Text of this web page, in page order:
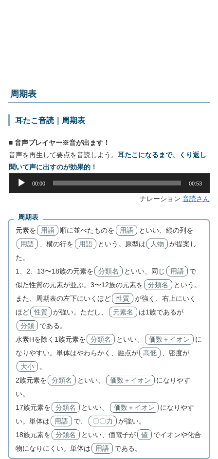
周期表
耳たこ音読｜周期表
■ 音声プレイヤー※音が出ます！
音声を再生して要点を音読しよう。 耳たこになるまで、くり返し
聞いて声に出すのが効果的！
00:00 00:53
ナレーション 音読さん
周期表
元素を
用語 順に並べたものを 用語
といい、縦の列を
用語
、横の行を 用語 という。原型は 人物
が提案し
た。
1、2、13〜18族の元素を
分類名 といい、同じ 用語
で
似た性質の元素が並ぶ。3〜12族の元素を
分類名
という。
また、周期表の左下にいくほど
性質
が強く、右上にいく
ほど
性質 が強い。ただし、 元素名
は1族であるが
分類
である。
水素Hを除く1族元素を
分類名 といい、 価数＋イオン
に
なりやすい。単体はやわらかく、融点が
高低
、密度が
大小
。
2族元素を
分類名 といい、 価数＋イオン
になりやす
い。
17族元素を
分類名 といい、 価数＋イオン
になりやす
い。単体は
用語 で、 〇〇力
が強い。
18族元素を
分類名 といい、価電子が 値
でイオンや化合
物になりにくい。単体は
用語 である。